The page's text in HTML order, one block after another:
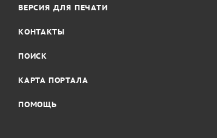
ВЕРСИЯ ДЛЯ ПЕЧАТИ
КОНТАКТЫ
ПОИСК
КАРТА ПОРТАЛА
ПОМОЩЬ